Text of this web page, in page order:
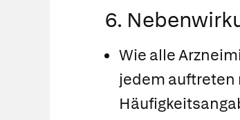
6.
Wie alle
jedem auftreten